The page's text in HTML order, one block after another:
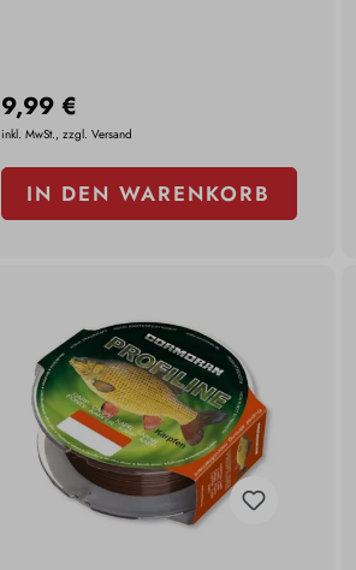
9,99 €
inkl. MwSt., zzgl. Versand
IN DEN WARENKORB